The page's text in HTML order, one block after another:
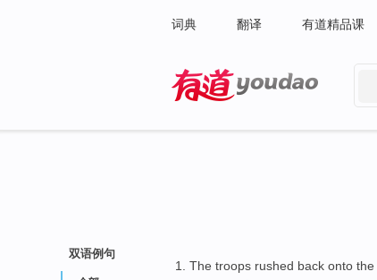
词典 翻译 有道精品课
双语例句
The troops rushed back onto the